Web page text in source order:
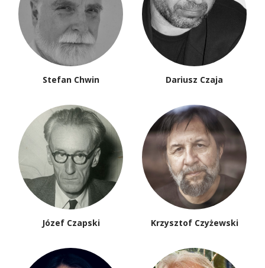
Stefan Chwin Dariusz Czaja
Józef Czapski Krzysztof Czyżewski